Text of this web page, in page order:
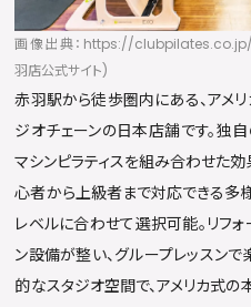
画像出典：https://
羽店公式サイト)
赤羽駅から徒歩圏内にある、アメ
ジオチェーンの日本店舗です。独
マシンピラティスを組み合わせた効
心者から上級者まで対応できる多
レベルに合わせて選択可能。リフ
ン設備が整い、グループレッスン
的なスタジオ空間で、アメリカ式